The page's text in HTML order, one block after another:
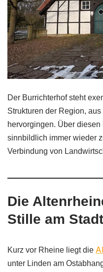
Der Burrichterhof steht
Strukturen der Region,
hervorgingen. Über
sinnbildlich immer wieder
Verbindung von
Die
Stille am
Kurz vor Rheine liegt die
unter Linden am